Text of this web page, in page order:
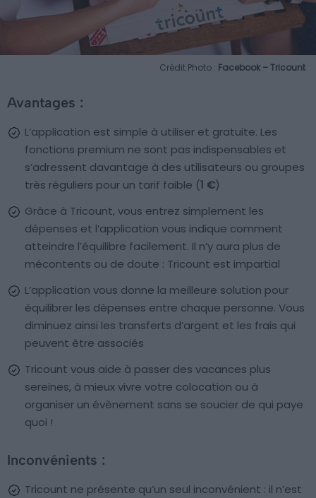
Crédit Photo : Facebook – Tricount
Avantages :
L’application est simple à utiliser et gratuite. Les
fonctions premium ne sont pas indispensables et
s’adressent davantage à des utilisateurs ou groupes
très réguliers pour un tarif faible (1 €)
Grâce à Tricount, vous entrez simplement les
dépenses et l’application vous indique comment
atteindre l’équilibre facilement. Il n’y aura plus de
mécontents ou de doute : Tricount est impartial
L’application vous donne la meilleure solution pour
équilibrer les dépenses entre chaque personne. Vous
diminuez ainsi les transferts d’argent et les frais qui
peuvent être associés
Tricount vous aide à passer des vacances plus
sereines, à mieux vivre votre colocation ou à
organiser un évènement sans se soucier de qui paye
quoi !
Inconvénients :
Tricount ne présente qu’un seul inconvénient : il n’est